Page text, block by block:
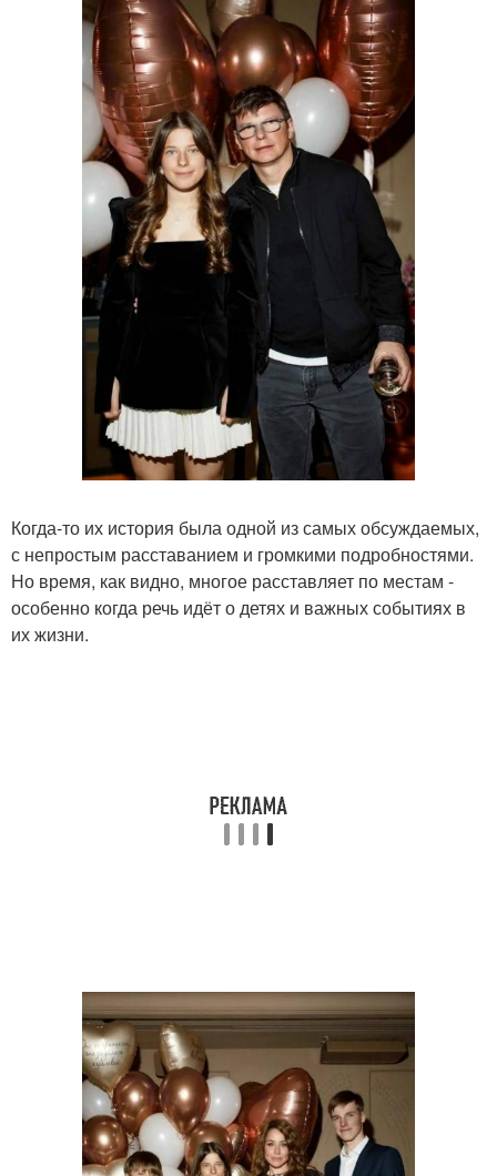
Когда-то их история была одной из самых обсуждаемых,
с непростым расставанием и громкими подробностями.
Но время, как видно, многое расставляет по местам -
особенно когда речь идёт о детях и важных событиях в
их жизни.